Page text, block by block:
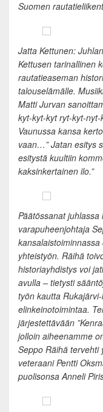
Suomen
Jatta Kettunen:
Kettusen tarinallinen
rautatieaseman
talouselämälle.
Matti Jurvan
kyt-kyt-kyt ryt-kyt-
Vaunussa kansa
vaan…” Jatan esitys
esitystä kuultiin
kaksinkertainen ilo.”
Päätössanat
varapuheenjohtaja
yhteistyön. Räihä
historiayhdistys voi
avulla – tietysti
työn kautta
elinkeinotoimintaa.
järjestettävään
jolloin aiheenamme
Seppo Räihä tervehti
veteraani Pentti
puolisonsa Anneli